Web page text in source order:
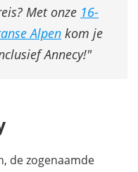
Met onze 16-
Alpen kom je
Annecy!
de zogenaamde